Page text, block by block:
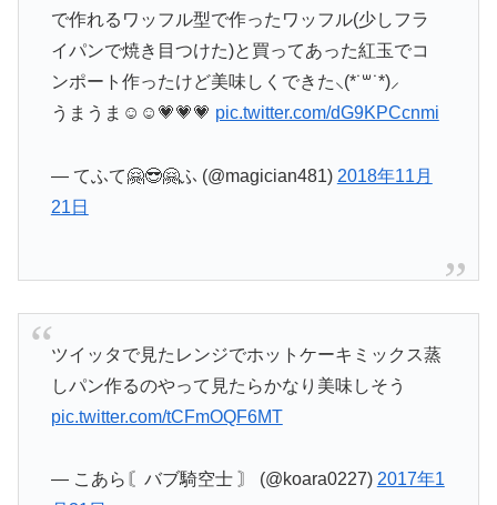
で作れるワッフル型で作ったワッフル(少しフラ
イパンで焼き目つけた)と買ってあった紅玉でコ
ンポート作ったけど美味しくできた⸜(*˙꒳˙*)⸝
うまうま☺️☺️💗💗💗 pic.twitter.com/dG9KPCcnmi
— てふて🤗😎🤗ふ (@magician481) 2018年11月
21日
ツイッタで見たレンジでホットケーキミックス蒸
しパン作るのやって見たらかなり美味しそう
pic.twitter.com/tCFmOQF6MT
— こあら〘バブ騎空士 〙 (@koara0227) 2017年1